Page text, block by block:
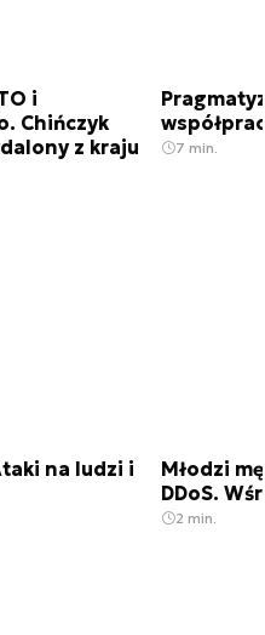
i
Chińczyk
z kraju
7 min.
na ludzi i
Młodzi
DDoS.
2 min.